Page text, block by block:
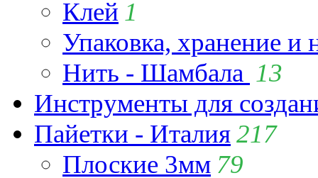
Клей 1
Упаковка, хранение и
Нить - Шамбала 13
Инструменты для
Пайетки - Италия217
Плоские 3мм 79